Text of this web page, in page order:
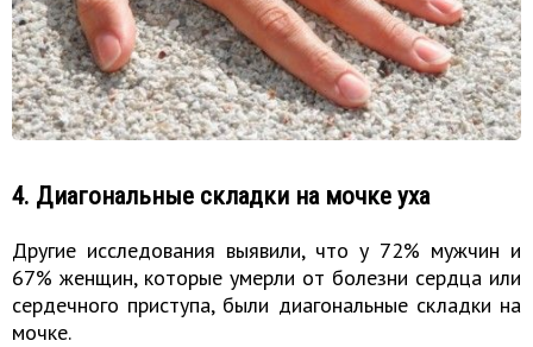
4. Диагональные складки на мочке уха
Другие исследования выявили, что у 72% мужчин и
67% женщин, которые умерли от болезни сердца или
сердечного приступа, были диагональные складки на
мочке.